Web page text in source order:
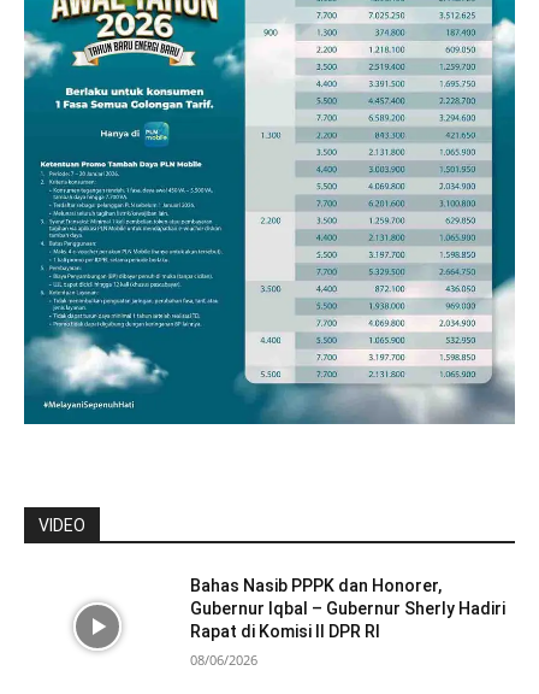
VIDEO
Bahas Nasib PPPK dan Honorer,
Gubernur Iqbal – Gubernur Sherly Hadiri
Rapat di Komisi II DPR RI
08/06/2026